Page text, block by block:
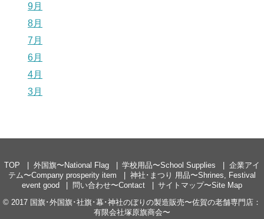
9月
8月
7月
6月
4月
3月
TOP 外国旗〜National Flag 学校用品〜School Supplies
企業アイ
テム〜Company prosperity item
神社･まつり 用品〜Shrines, Festival
event good
問い合わせ〜Contact
サイトマップ〜Site Map
© 2017 国旗･外国旗･社旗･幕･神社のぼりの製造販売〜佐賀の老舗専門店：
有限会社塚原旗商会〜